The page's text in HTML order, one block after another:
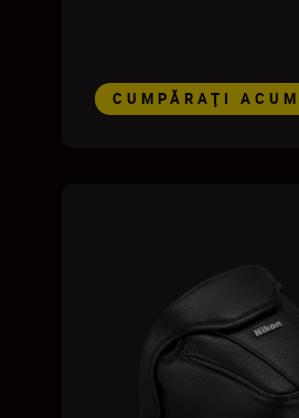
CUMPĂRAŢI ACUM